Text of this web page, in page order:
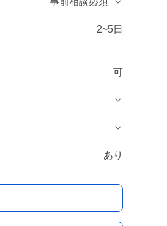
2~5日
可
あり